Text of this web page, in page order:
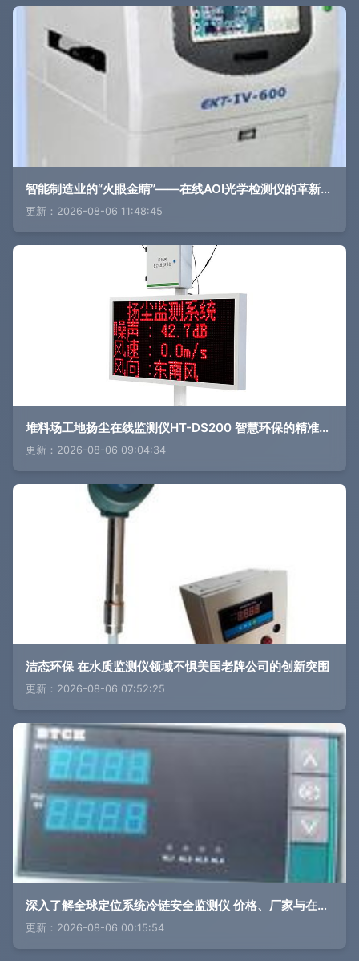
智能制造业的“火眼金睛”——在线AOI光学检测仪的革新力量
更新：2026-08-06 11:48:45
堆料场工地扬尘在线监测仪HT-DS200 智慧环保的精准守护者
更新：2026-08-06 09:04:34
洁态环保 在水质监测仪领域不惧美国老牌公司的创新突围
更新：2026-08-06 07:52:25
深入了解全球定位系统冷链安全监测仪 价格、厂家与在线监测科技解析
更新：2026-08-06 00:15:54